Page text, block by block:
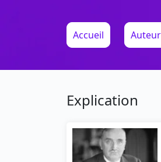
Accueil
Explication